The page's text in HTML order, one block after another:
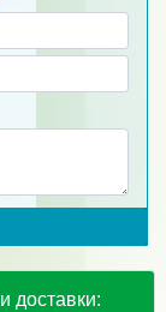
доставки: